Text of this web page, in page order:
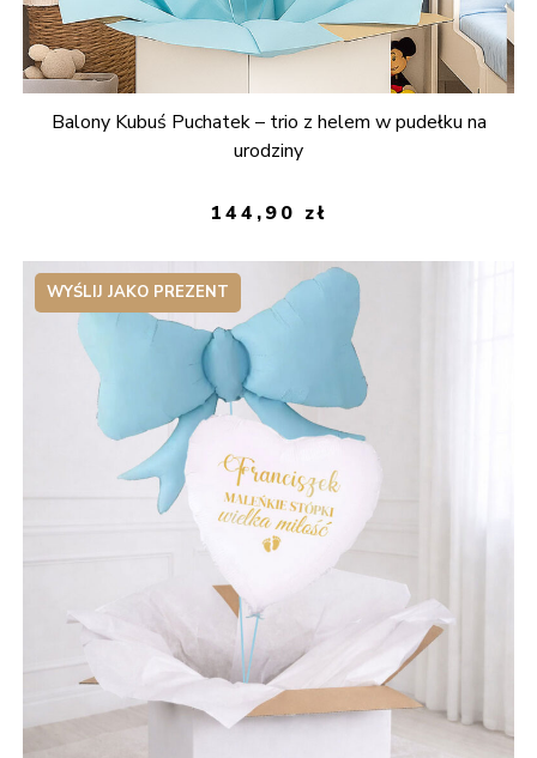
Balony Kubuś Puchatek – trio z helem w pudełku na
urodziny
144,90 zł
WYŚLIJ JAKO PREZENT